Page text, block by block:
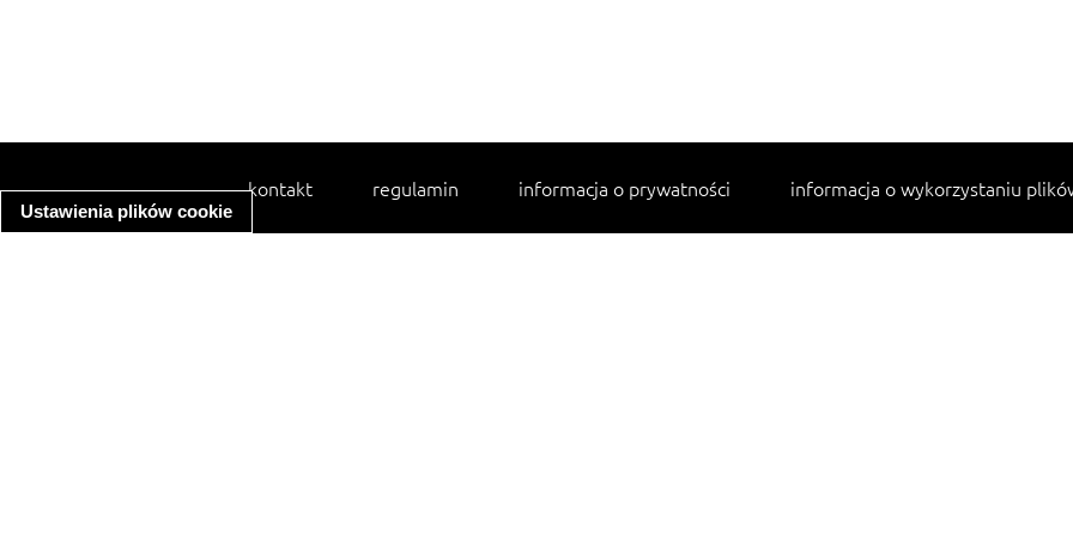
Ustawienia plików cookie
kontakt regulamin informacja o prywatności informacja o wykorzystaniu
Najpopularniejsze przepisy